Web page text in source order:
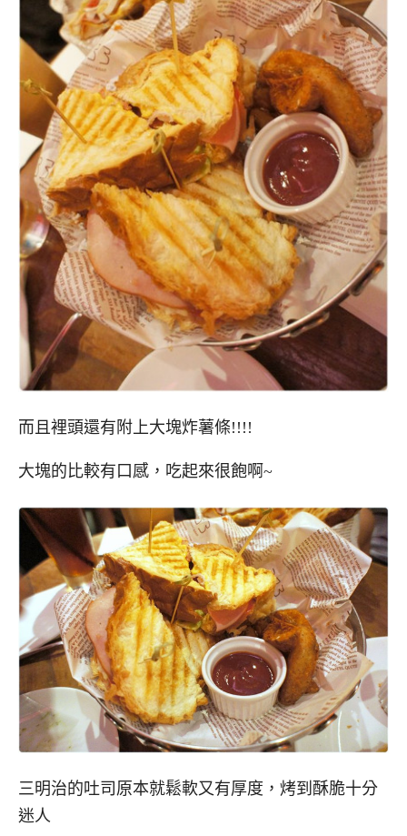
而且裡頭還有附上大塊炸薯條!!!!
大塊的比較有口感，吃起來很飽啊~
三明治的吐司原本就鬆軟又有厚度，烤到酥脆十分
迷人